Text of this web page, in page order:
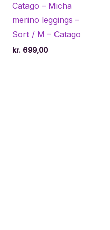
Catago – Micha
merino leggings –
Sort / M – Catago
kr. 699,00